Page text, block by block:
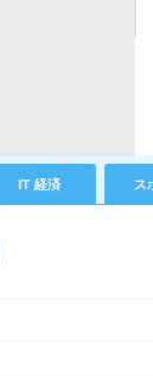
IT 経済 ス